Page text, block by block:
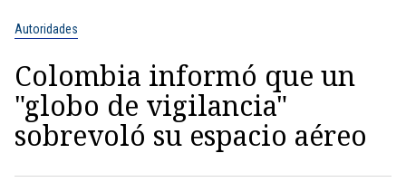
Autoridades
Colombia informó que un
"globo de vigilancia"
sobrevoló su espacio aéreo